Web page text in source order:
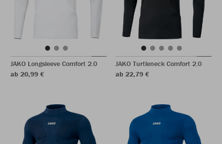
JAKO Longsleeve Comfort 2.0
ab 20,99 €
JAKO Turtleneck Comfort 2.0
ab 22,79 €